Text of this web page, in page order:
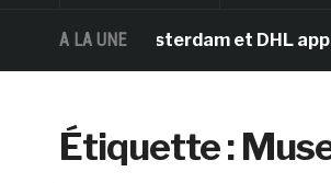
A LA UNE
Gogh d’Amsterdam et DHL
Étiquette :